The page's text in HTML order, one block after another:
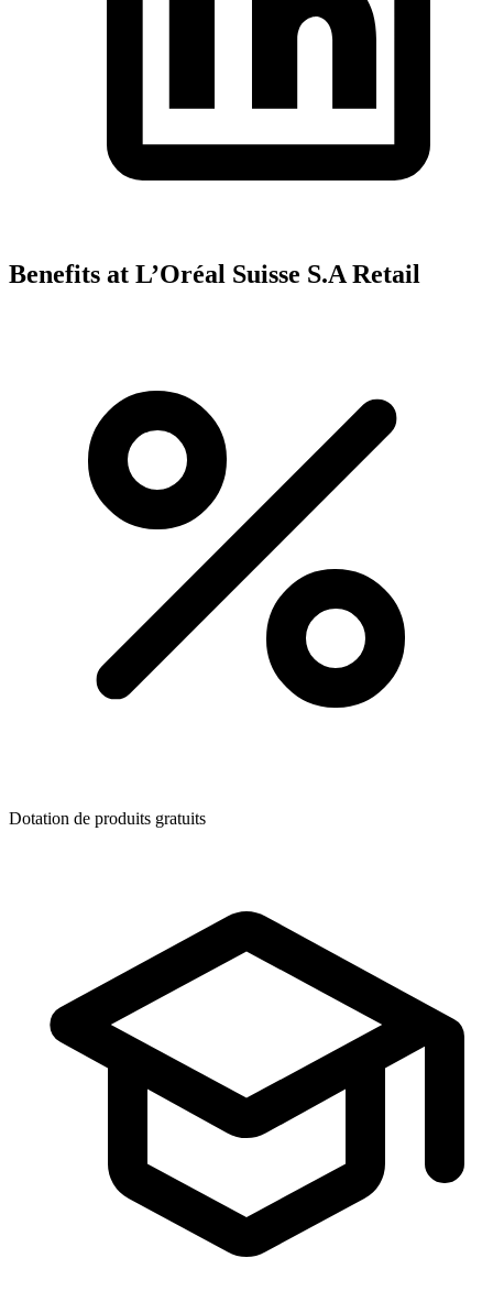
Benefits at L’Oréal Suisse S.A Retail
Dotation de produits gratuits